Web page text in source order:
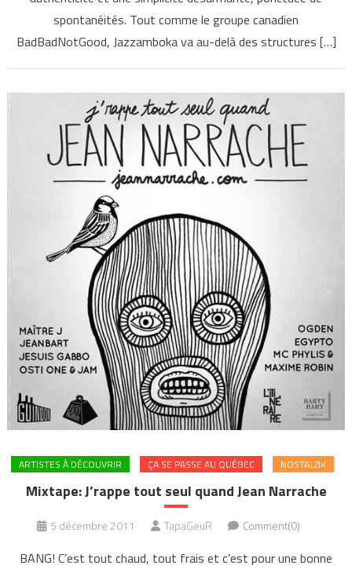
spontanéités. Tout comme le groupe canadien
BadBadNotGood, Jazzamboka va au-delà des structures […]
ARTISTES À DÉCOUVRIR ÇA SE PASSE AU QUÉBEC NOSTALZIK
Mixtape: J’rappe tout seul quand Jean Narrache
5 décembre 2011 TapaGeuR Comment(0)
BANG! C’est tout chaud, tout frais et c’est pour une bonne